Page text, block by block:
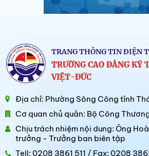
TRANG THÔNG TIN ĐIỆN
TRƯỜNG CAO ĐẲNG KỸ
VIỆT-ĐỨC
Địa chỉ: Phường Sông Công tỉnh
Cơ quan chủ quản: Bộ Công
Chịu trách nhiệm nội dung: Ông
trưởng - Trưởng ban biên tập
Tell: 0208 3861 511 / Fax: 0208